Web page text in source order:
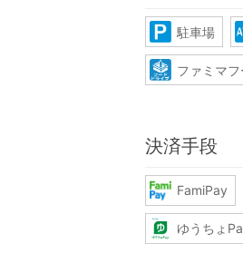
駐車場
ファミマ
決済手段
FamiPay
ゆうちょ